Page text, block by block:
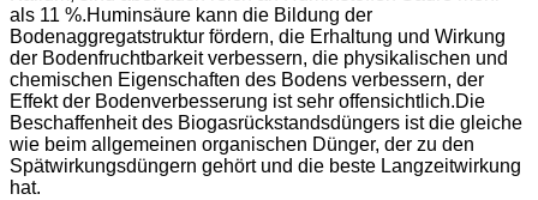
als 11 %.Huminsäure kann die Bildung der
Bodenaggregatstruktur fördern, die Erhaltung und Wirkung
der Bodenfruchtbarkeit verbessern, die physikalischen und
chemischen Eigenschaften des Bodens verbessern, der
Effekt der Bodenverbesserung ist sehr offensichtlich.Die
Beschaffenheit des Biogasrückstandsdüngers ist die gleiche
wie beim allgemeinen organischen Dünger, der zu den
Spätwirkungsdüngern gehört und die beste Langzeitwirkung
hat.